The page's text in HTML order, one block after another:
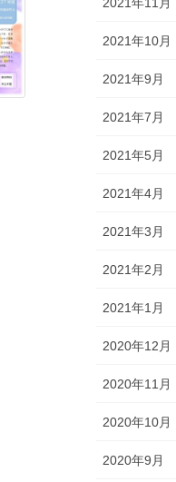
2021年10月
2021年9月
2021年7月
2021年5月
2021年4月
2021年3月
2021年2月
2021年1月
2020年12月
2020年11月
2020年10月
2020年9月